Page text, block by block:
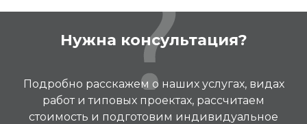
Нужна консультация?
Подробно расскажем о наших услугах, видах
работ и типовых проектах, рассчитаем
стоимость и подготовим индивидуальное